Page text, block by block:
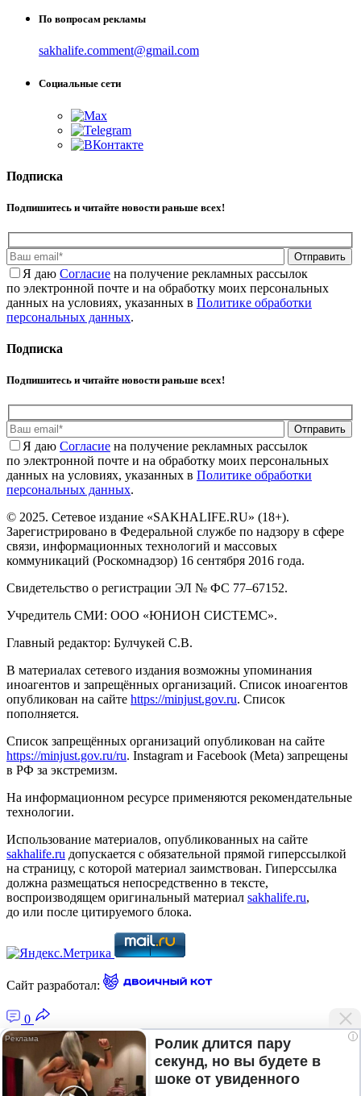
По вопросам рекламы
sakhalife.comment@gmail.com
Социальные сети
Подписка
Подпишитесь и читайте новости раньше всех!
Отправить
Я даю Cогласие на получение рекламных рассылок
по электронной почте и на обработку моих персональных
данных на условиях, указанных в Политике обработки
персональных данных.
Подписка
Подпишитесь и читайте новости раньше всех!
Отправить
Я даю Cогласие на получение рекламных рассылок
по электронной почте и на обработку моих персональных
данных на условиях, указанных в Политике обработки
персональных данных.
© 2025. Сетевое издание «SAKHALIFE.RU» (18+).
Зарегистрировано в Федеральной службе по надзору в сфере
связи, информационных технологий и массовых
коммуникаций (Роскомнадзор) 16 сентября 2016 года.
Свидетельство о регистрации ЭЛ № ФС 77–67152.
Учредитель СМИ: ООО «ЮНИОН СИСТЕМС».
Главный редактор: Булчукей С.В.
В материалах сетевого издания возможны упоминания
иноагентов и запрещённых организаций. Список иноагентов
опубликован на сайте https://minjust.gov.ru. Список
пополняется.
Список запрещённых организаций опубликован на сайте
https://minjust.gov.ru/ru. Instagram и Facebook (Metа) запрещены
в РФ за экстремизм.
На информационном ресурсе применяются рекомендательные
технологии.
Использование материалов, опубликованных на сайте
sakhalife.ru допускается с обязательной прямой гиперссылкой
на страницу, с которой материал заимствован. Гиперссылка
должна размещаться непосредственно в тексте,
воспроизводящем оригинальный материал sakhalife.ru,
до или после цитируемого блока.
Сайт разработал:
0
Главная — Новости Якутии и мира
Лента новостей
i
Ролик длится пару
секунд, но вы будете в
шоке от увиденного